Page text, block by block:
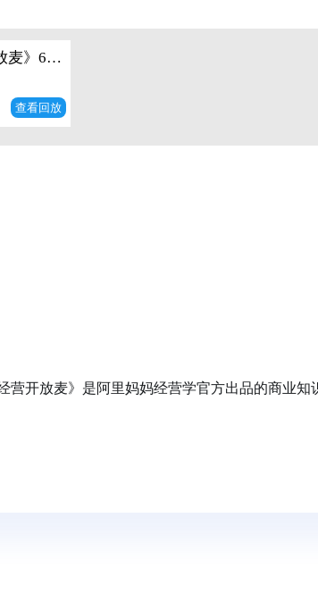
阿里妈妈《经营开放麦》618备战大课
查看回放
营开放麦》是阿里妈妈经营学官方出品的商业